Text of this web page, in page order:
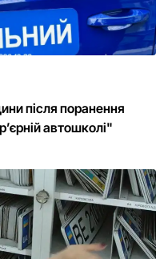
після поранення
автошколі"